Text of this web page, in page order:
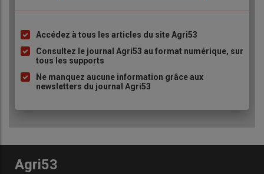
Liste
à
puce
Accédez à tous les articles du site Agri53
Consultez le journal Agri53 au format numérique, sur
tous les supports
Ne manquez aucune information grâce aux
newsletters du journal Agri53
Agri53